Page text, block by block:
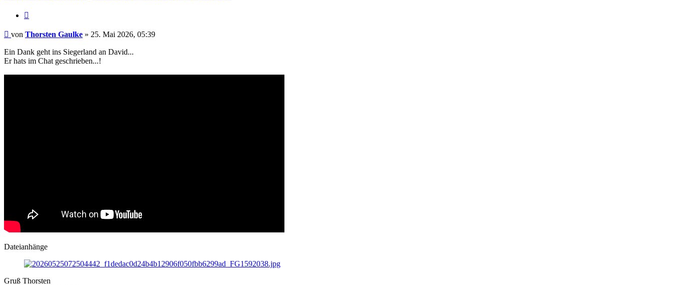
Beitrag
von Thorsten Gaulke » 25. Mai 2026, 05:39
Ein Dank geht ins Siegerland an David...
Er hats im Chat geschrieben...!
Dateianhänge
Gruß Thorsten